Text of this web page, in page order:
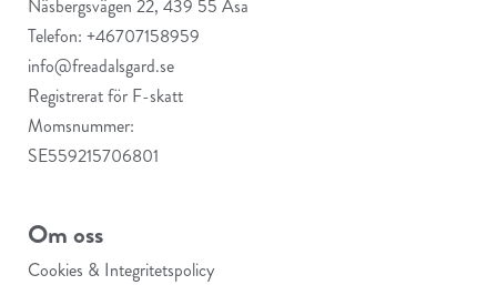
Näsbergsvägen 22, 439 55 Åsa
Telefon: +46707158959
info@freadalsgard.se
Registrerat för F-skatt
Momsnummer:
SE559215706801
Om oss
Cookies & Integritetspolicy